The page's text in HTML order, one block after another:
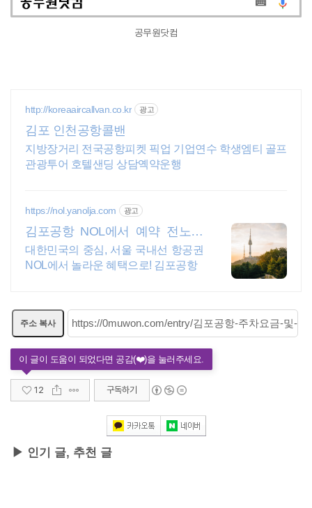
공무원닷컴
http://koreaaircallvan.co.kr 광고
김포 인천공항콜밴
지방장거리 전국공항피켓 픽업 기업연수 학생엠티 골프
관광투어 호텔샌딩 상담옉약운행
https://nol.yanolja.com 광고
김포공항 NOL에서 예약 전노선
발권수수료 0원
대한민국의 중심, 서울 국내선 항공권
NOL에서 놀라운 혜택으로! 김포공항
주소 복사
12 구독하기
▶ 인기 글, 추천 글